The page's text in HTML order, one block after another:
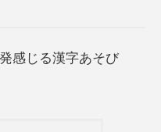
感じる漢字あそび